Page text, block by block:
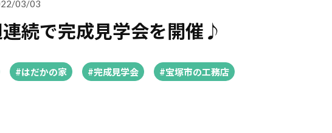
03/03
続で完成見学会を開催♪
#はだかの家 #完成見学会 #宝塚市の工務店